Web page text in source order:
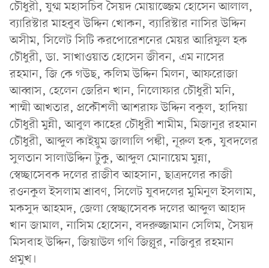
চৌধুরী, যুগ্ম মহাসচিব সৈয়দ মোয়াজ্জেম হোসেন আলাল,
ব্যারিস্টার মাহবুব উদ্দিন খোকন, ব্যারিস্টার নাসির উদ্দিন
অসীম, সিলেট সিটি করপোরেশনের মেয়র আরিফুল হক
চৌধুরী, ডা. সাখাওয়াত হোসেন জীবন, এম নাসের
রহমান, জি কে গউছ, কলিম উদ্দিন মিলন, আফরোজা
আব্বাস, হেলেন জেরিন খান, নিলোফার চৌধুরী মনি,
শাম্মী আখতার, প্রকৌশলী আশরাফ উদ্দিন বকুল, হাদিয়া
চৌধুরী মুন্নী, আবুল কাহের চৌধুরী শামীম, মিজানুর রহমান
চৌধুরী, আব্দুল কাইয়ুম জালালি পঙ্কী, নূরুল হক, যুবদলের
সুলতান সালাউদ্দিন টুকু, আব্দুল মোনায়েম মুন্না,
স্বেচ্ছাসেবক দলের রাজীব আহসান, ছাত্রদলের কাজী
রওনকুল ইসলাম শ্রাবণ, সিলেট যুবদলের মুমিনুল ইসলাম,
মকসুদ আহমদ, জেলা স্বেচ্ছাসেবক দলের আব্দুল আহাদ
খান জামাল, নাসিম হোসেন, বদরুজ্জামান সেলিম, সৈয়দ
মিসবাহ উদ্দিন, জিয়াউল গণি জিল্লুর, নজিবুর রহমান
প্রমুখ।